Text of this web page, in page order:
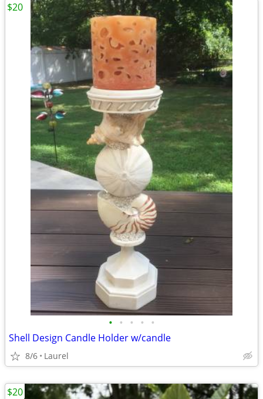
• • • • •
Shell Design Candle Holder w/candle
8/6 Laurel
$20
$20